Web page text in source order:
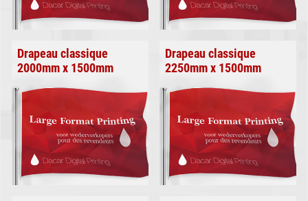
Drapeau classique
2000mm x 1500mm
Drapeau classique
2250mm x 1500mm